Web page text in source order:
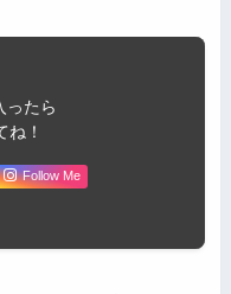
ったら
ね！
Follow Me